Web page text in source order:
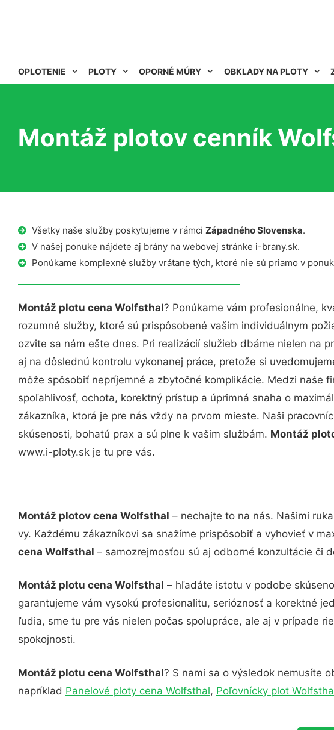
OPLOTENIE PLOTY OPORNÉ MÚRY OBKLADY NA PLOTY
Montáž plotov cenník
Všetky naše služby poskytujeme v rámci Západného Slovenska.
V našej ponuke nájdete aj brány na webovej stránke i-brany.sk.
Ponúkame komplexné služby vrátane tých, ktoré nie sú priamo v
Montáž plotu cena Wolfsthal? Ponúkame vám profesionálne,
rozumné služby, ktoré sú prispôsobené vašim individuálnym
ozvite sa nám ešte dnes. Pri realizácií služieb dbáme nielen na
aj na dôslednú kontrolu vykonanej práce, pretože si
môže spôsobiť nepríjemné a zbytočné komplikácie. Medzi naše
spoľahlivosť, ochota, korektný prístup a úprimná snaha o
zákazníka, ktorá je pre nás vždy na prvom mieste. Naši
skúsenosti, bohatú prax a sú plne k vašim službám. Montáž
www.i-ploty.sk je tu pre vás.
Montáž plotov cena Wolfsthal – nechajte to na nás. Našimi
vy. Každému zákazníkovi sa snažíme prispôsobiť a vyhovieť v
cena Wolfsthal – samozrejmosťou sú aj odborné konzultácie či
Montáž plotu cena Wolfsthal – hľadáte istotu v podobe
garantujeme vám vysokú profesionalitu, serióznosť a korektné
ľudia, sme tu pre vás nielen počas spolupráce, ale aj v prípade
spokojnosti.
Montáž plotu cena Wolfsthal? S nami sa o výsledok nemusíte
napríklad Panelové ploty cena Wolfsthal, Poľovnícky plot